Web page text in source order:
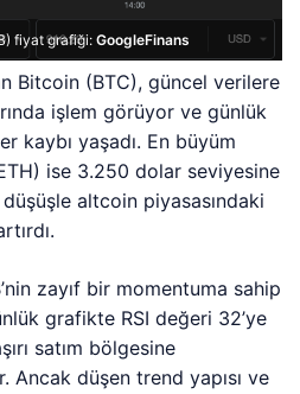
fiyat grafiği:GoogleFinans
Bitcoin (BTC), güncel verilere
işlem görüyor ve günlük
kaybı yaşadı. En büyüm
ise 3.250 dolar seviyesine
altcoin piyasasındaki
zayıf bir momentuma sahip
grafikte RSI değeri 32’ye
satım bölgesine
Ancak düşen trend yapısı ve